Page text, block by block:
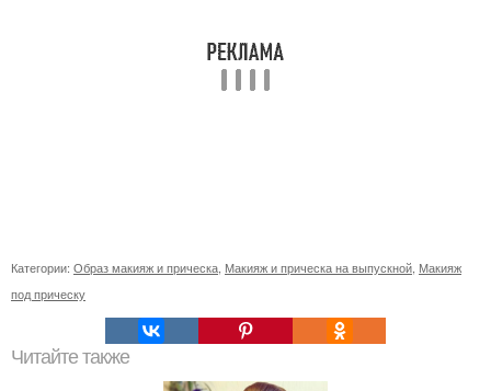
Категории: Образ макияж и прическа Макияж и прическа на выпускной Макияж
под прическу
Читайте также